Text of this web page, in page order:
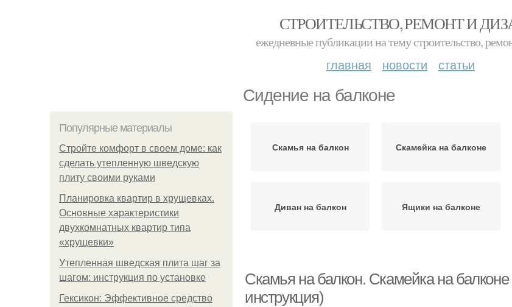
СТРОИТЕЛЬСТВО, РЕМОНТ И
ежедневные публикации на тему строительство,
главная новости статьи
Сидение на балконе
Популярные материалы
Стройте комфорт в своем доме: как
сделать утепленную шведскую
плиту своими руками
Планировка квартир в хрущевках.
Основные характеристики
двухкомнатных квартир типа
«хрущевки»
Утепленная шведская плита шаг за
шагом: инструкция по установке
Гексикон: Эффективное средство
Скамья на балкон Скамейка на балконе
Диван на балкон Ящики на балконе
Скамья на балкон. Скамейка на
инструкция)